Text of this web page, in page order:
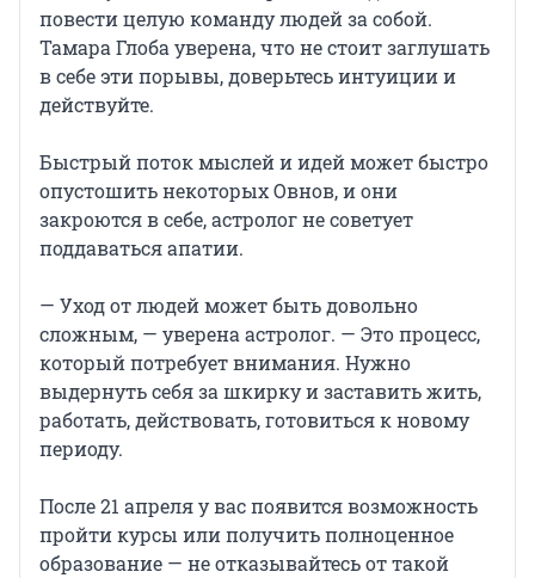
повести целую команду людей за собой.
Тамара Глоба уверена, что не стоит заглушать
в себе эти порывы, доверьтесь интуиции и
действуйте.
Быстрый поток мыслей и идей может быстро
опустошить некоторых Овнов, и они
закроются в себе, астролог не советует
поддаваться апатии.
— Уход от людей может быть довольно
сложным, — уверена астролог. — Это процесс,
который потребует внимания. Нужно
выдернуть себя за шкирку и заставить жить,
работать, действовать, готовиться к новому
периоду.
После 21 апреля у вас появится возможность
пройти курсы или получить полноценное
образование — не отказывайтесь от такой